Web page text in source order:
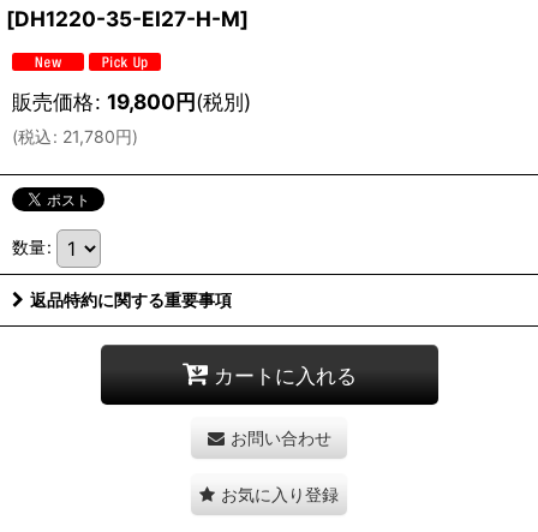
[DH1220-35-EI27-H-M]
販売価格: 19,800円(税別)
(税込: 21,780円)
数量:
返品特約に関する重要事項
カートに入れる
お問い合わせ
お気に入り登録